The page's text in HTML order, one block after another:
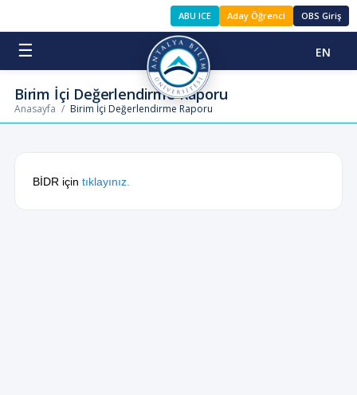
ABU ICE Aday Öğrenci OBS Giriş
☰ EN
Birim İçi Değerlendirme Raporu
Anasayfa / Birim İçi Değerlendirme Raporu
BİDR için tıklayınız.